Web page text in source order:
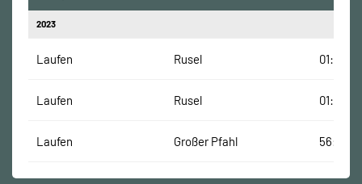
2023
Laufen Rusel
Laufen Rusel
Laufen Großer Pfahl 56:22